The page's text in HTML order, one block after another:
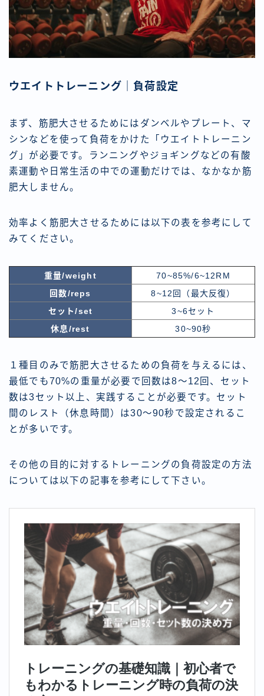
ウエイトトレーニング｜負荷設定
まず、筋肥大させるためにはダンベルやプレート、マ
シンなどを使って負荷をかけた「ウエイトトレーニン
グ」が必要です。ランニングやジョギングなどの有酸
素運動や日常生活の中での運動だけでは、なかなか筋
肥大しません。
効率よく筋肥大させるためには以下の表を参考にして
みてください。
重量/weight
70~85%/6~12RM
回数/reps
8~12回（最大反復）
セット/set
3~6セット
休息/rest
30~90秒
１種目のみで筋肥大させるための負荷を与えるには、
最低でも70%の重量が必要で回数は8〜12回、セット
数は3セット以上、実践することが必要です。セット
間のレスト（休息時間）は30〜90秒で設定されるこ
とが多いです。
その他の目的に対するトレーニングの負荷設定の方法
については以下の記事を参考にして下さい。